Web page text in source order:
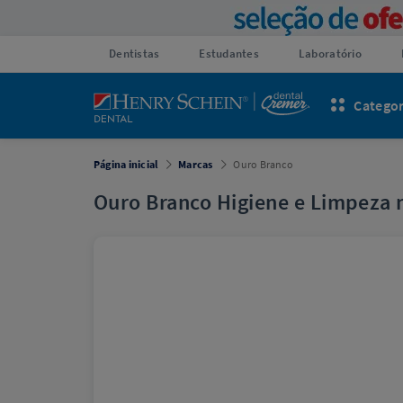
Dentistas Estudantes Laboratório
Página inicial Marcas Ouro Branco
Ouro Branco Higiene e